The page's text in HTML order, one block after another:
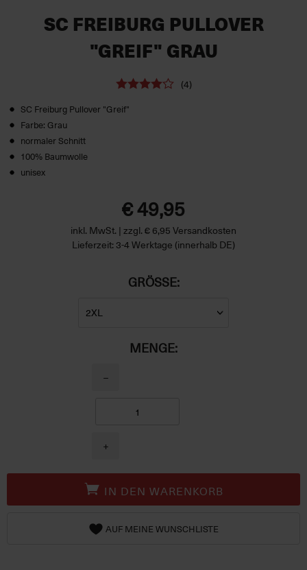
SC FREIBURG PULLOVER
"GREIF" GRAU
(4)
SC Freiburg Pullover "Greif"
Farbe: Grau
normaler Schnitt
100% Baumwolle
unisex
€ 49,95
inkl. MwSt. | zzgl. € 6,95 Versandkosten
Lieferzeit: 3-4 Werktage (innerhalb DE)
GRÖSSE:
MENGE:
−
+
IN DEN WARENKORB
AUF MEINE WUNSCHLISTE